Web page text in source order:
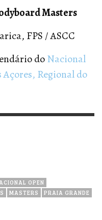
Masters
FPS / ASCC
doNacional
Açores, Regional do
OPEN
MASTERS
PRAIA GRANDE